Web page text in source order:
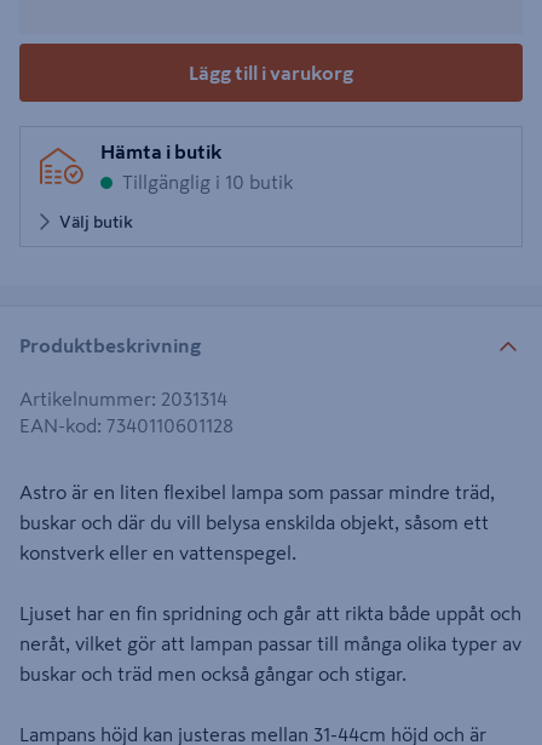
Lägg till i varukorg
Hämta i butik
Tillgänglig i 10 butik
Välj butik
Produktbeskrivning
Artikelnummer: 2031314
EAN-kod: 7340110601128
Astro är en liten flexibel lampa som passar mindre träd,
buskar och där du vill belysa enskilda objekt, såsom ett
konstverk eller en vattenspegel.
Ljuset har en fin spridning och går att rikta både uppåt och
neråt, vilket gör att lampan passar till många olika typer av
buskar och träd men också gångar och stigar.
Lampans höjd kan justeras mellan 31-44cm höjd och är